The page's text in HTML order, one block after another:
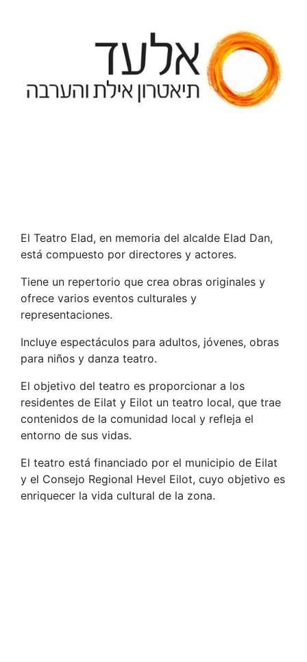
El Teatro Elad, en memoria del alcalde Elad Dan,
está compuesto por directores y actores.
Tiene un repertorio que crea obras originales y
ofrece varios eventos culturales y
representaciones.
Incluye espectáculos para adultos, jóvenes, obras
para niños y danza teatro.
El objetivo del teatro es proporcionar a los
residentes de Eilat y Eilot un teatro local, que trae
contenidos de la comunidad local y refleja el
entorno de sus vidas.
El teatro está financiado por el municipio de Eilat
y el Consejo Regional Hevel Eilot, cuyo objetivo es
enriquecer la vida cultural de la zona.